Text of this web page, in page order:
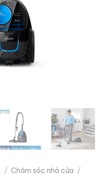
/ Chăm sóc nhà cửa /